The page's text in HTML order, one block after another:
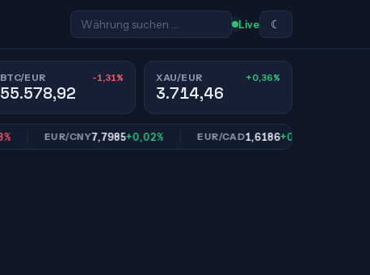
Live ☾
BTC/EUR -1,31%
55.578,92
XAU/EUR +0,36%
3.714,46
EUR/CNY7,7985+0,02% EUR/CAD1,6186+0,01%